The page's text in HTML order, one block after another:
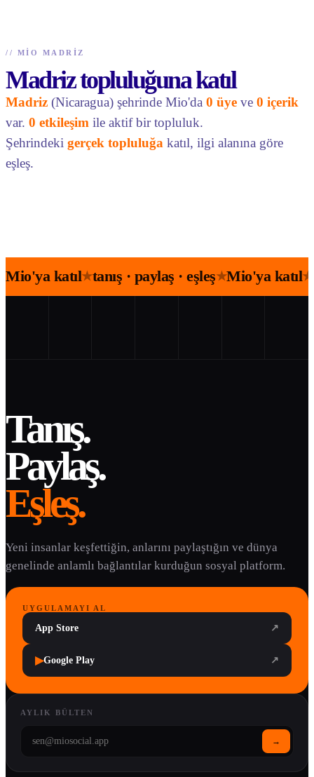
// MIO MADRIZ
Madriz topluluğuna katıl
Madriz (Nicaragua) şehrinde Mio'da 0 üye ve 0 içerik
var. 0 etkileşim ile aktif bir topluluk.
Şehrindeki gerçek topluluğa katıl, ilgi alanına göre
eşleş.
Mio'ya katıl★tanış · paylaş · eşleş★Mio'ya katıl★
Tanış.
Paylaş.
Eşleş.
Yeni insanlar keşfettiğin, anlarını paylaştığın ve dünya
genelinde anlamlı bağlantılar kurduğun sosyal platform.
UYGULAMAYI AL
App Store ↗
▶Google Play ↗
AYLIK BÜLTEN
→